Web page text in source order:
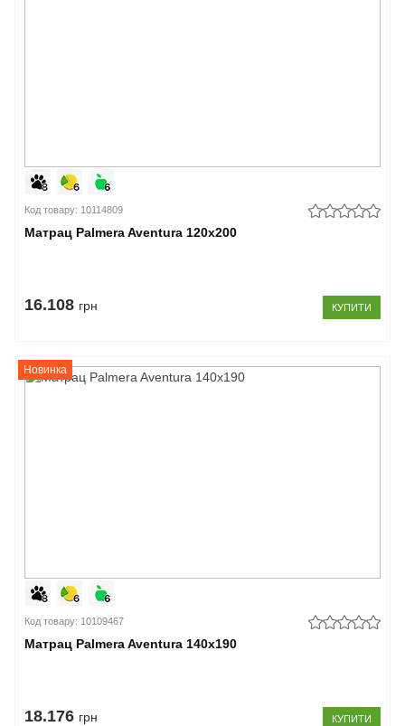
Код товару: 10114809
Матрац Palmera Aventura 120x200
16.108 грн КУПИТИ
Новинка
Код товару: 10109467
Матрац Palmera Aventura 140x190
18.176 грн КУПИТИ